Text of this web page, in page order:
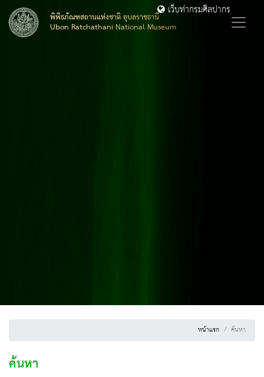
พิพิธภัณฑสถานแห่งชาติ อุบลราชธานี
Ubon Ratchathani National Museum
เว็บท่ากรมศิลปากร
หน้าแรก ค้นหา
ค้นหา